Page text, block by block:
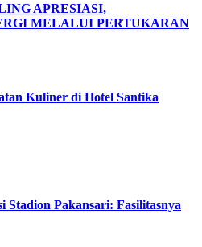
APRESIASI,
MELALUI PERTUKARAN
Kuliner di Hotel Santika
Stadion Pakansari: Fasilitasnya